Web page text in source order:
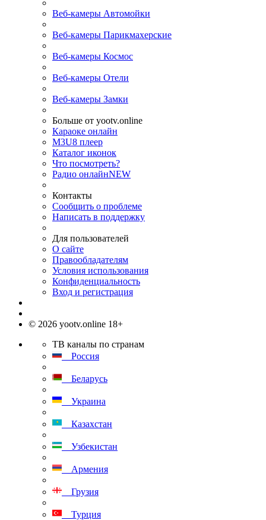
Веб-камеры Автомойки
Веб-камеры Парикмахерские
Веб-камеры Космос
Веб-камеры Отели
Веб-камеры Замки
Больше от yootv.online
Караоке онлайн
M3U8 плеер
Каталог иконок
Что посмотреть?
Радио онлайнNEW
Контакты
Сообщить о проблеме
Написать в поддержку
Для пользователей
О сайте
Правообладателям
Условия использования
Конфиденциальность
Вход и регистрация
© 2026 yootv.online 18+
ТВ каналы по странам
Россия
Беларусь
Украина
Казахстан
Узбекистан
Армения
Грузия
Турция